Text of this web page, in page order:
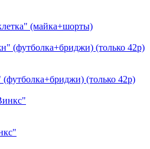
(майка+шорты)
(только 42р)